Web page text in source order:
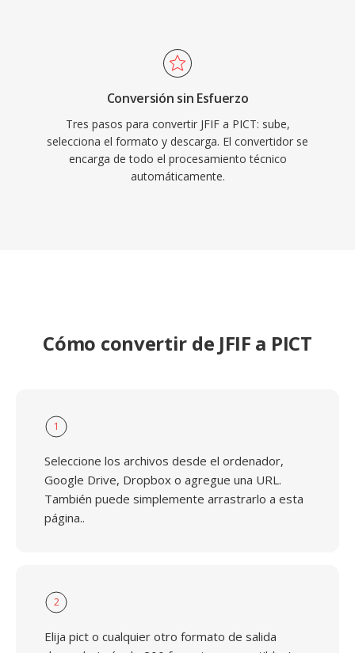
Conversión sin Esfuerzo
Tres pasos para convertir JFIF a PICT: sube,
selecciona el formato y descarga. El convertidor se
encarga de todo el procesamiento técnico
automáticamente.
Cómo convertir de JFIF a PICT
1
Seleccione los archivos desde el ordenador,
Google Drive, Dropbox o agregue una URL.
También puede simplemente arrastrarlo a esta
página..
2
Elija pict o cualquier otro formato de salida